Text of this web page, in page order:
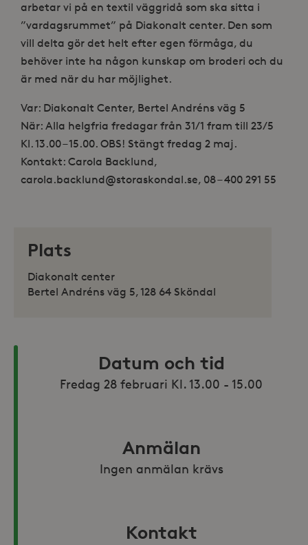
arbetar vi på en textil väggridå som ska sitta i
”vardagsrummet” på Diakonalt center. Den som
vill delta gör det helt efter egen förmåga, du
behöver inte ha någon kunskap om broderi och du
är med när du har möjlighet.
Var: Diakonalt Center, Bertel Andréns väg 5
När: Alla helgfria fredagar från 31/1 fram till 23/5
Kl. 13.00 – 15.00. OBS! Stängt fredag 2 maj.
Kontakt: Carola Backlund,
carola.backlund@storaskondal.se, 08 – 400 291 55
Plats
Diakonalt center
Bertel Andréns väg 5, 128 64 Sköndal
Datum och tid
Anmälan
Ingen anmälan krävs
Kontakt